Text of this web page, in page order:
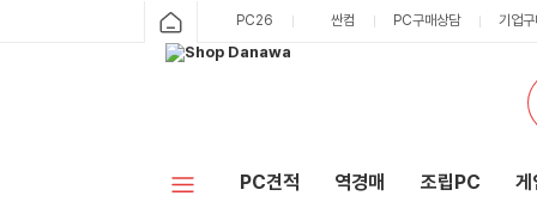
PC26 싼컴 PC구매상담 기업
PC견적 역경매 조립PC 게